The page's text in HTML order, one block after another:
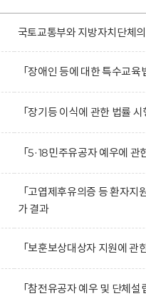
국토교통부와 지방자치단체
「장애인 등에 대한 특수교
「장기등 이식에 관한 법률
「5·18민주유공자 예우에
「고엽제후유의증 등 환자
가 결과
「보훈보상대상자 지원에
「참전유공자 예우 및 단체